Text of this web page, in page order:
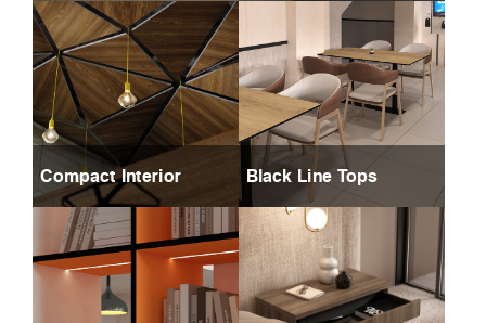
Compact Interior Black Line Tops